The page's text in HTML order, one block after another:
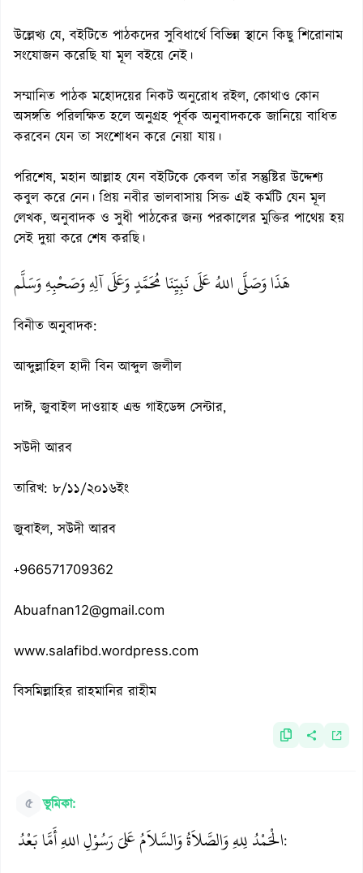
উল্লেখ্য যে, বইটিতে পাঠকদের সুবিধার্থে বিভিন্ন স্থানে কিছু শিরোনাম
সংযোজন করেছি যা মূল বইয়ে নেই।
সম্মানিত পাঠক মহোদয়ের নিকট অনুরোধ রইল, কোথাও কোন
অসঙ্গতি পরিলক্ষিত হলে অনুগ্রহ পূর্বক অনুবাদককে জানিয়ে বাধিত
করবেন যেন তা সংশোধন করে নেয়া যায়।
পরিশেষ, মহান আল্লাহ যেন বইটিকে কেবল তাঁর সন্তুষ্টির উদ্দেশ্য
কবুল করে নেন। প্রিয় নবীর ভালবাসায় সিক্ত এই কর্মটি যেন মূল
লেখক, অনুবাদক ও সুধী পাঠকের জন্য পরকালের মুক্তির পাথেয় হয়
সেই দুয়া করে শেষ করছি।
هَذَا وَصَلَّى اللهُ عَلَى نَبِيِّنَا مُحَمَّدٍ وَعَلَى آلِهِ وَصَحْبِهِ وَسَلَّم
বিনীত অনুবাদক:
আব্দুল্লাহিল হাদী বিন আব্দুল জলীল
দাঈ, জুবাইল দাওয়াহ এন্ড গাইডেন্স সেন্টার,
সউদী আরব
তারিখ: ৮/১১/২০১৬ইং
জুবাইল, সউদী আরব
+966571709362
Abuafnan12@gmail.com
www.salafibd.wordpress.com
বিসমিল্লাহির রাহমানির রাহীম
৫ ভূমিকা:
الْحَمْدُ لِلهِ وَالصَّلاَةُ وَالسَّلاَمُ عَلىَ رَسُوْلِ اللهِ أَمَّا بَعْدُ: